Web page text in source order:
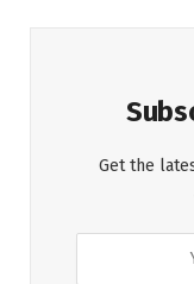
Get the